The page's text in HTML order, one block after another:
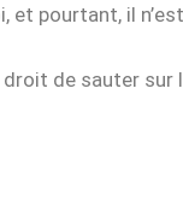
pourtant, il
de sauter